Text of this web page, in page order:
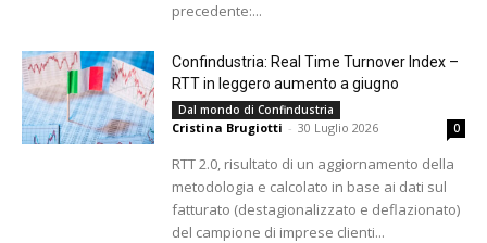
precedente:...
Confindustria: Real Time Turnover Index –
RTT in leggero aumento a giugno
Dal mondo di Confindustria
Cristina Brugiotti - 30 Luglio 2026 0
RTT 2.0, risultato di un aggiornamento della
metodologia e calcolato in base ai dati sul
fatturato (destagionalizzato e deflazionato)
del campione di imprese clienti...